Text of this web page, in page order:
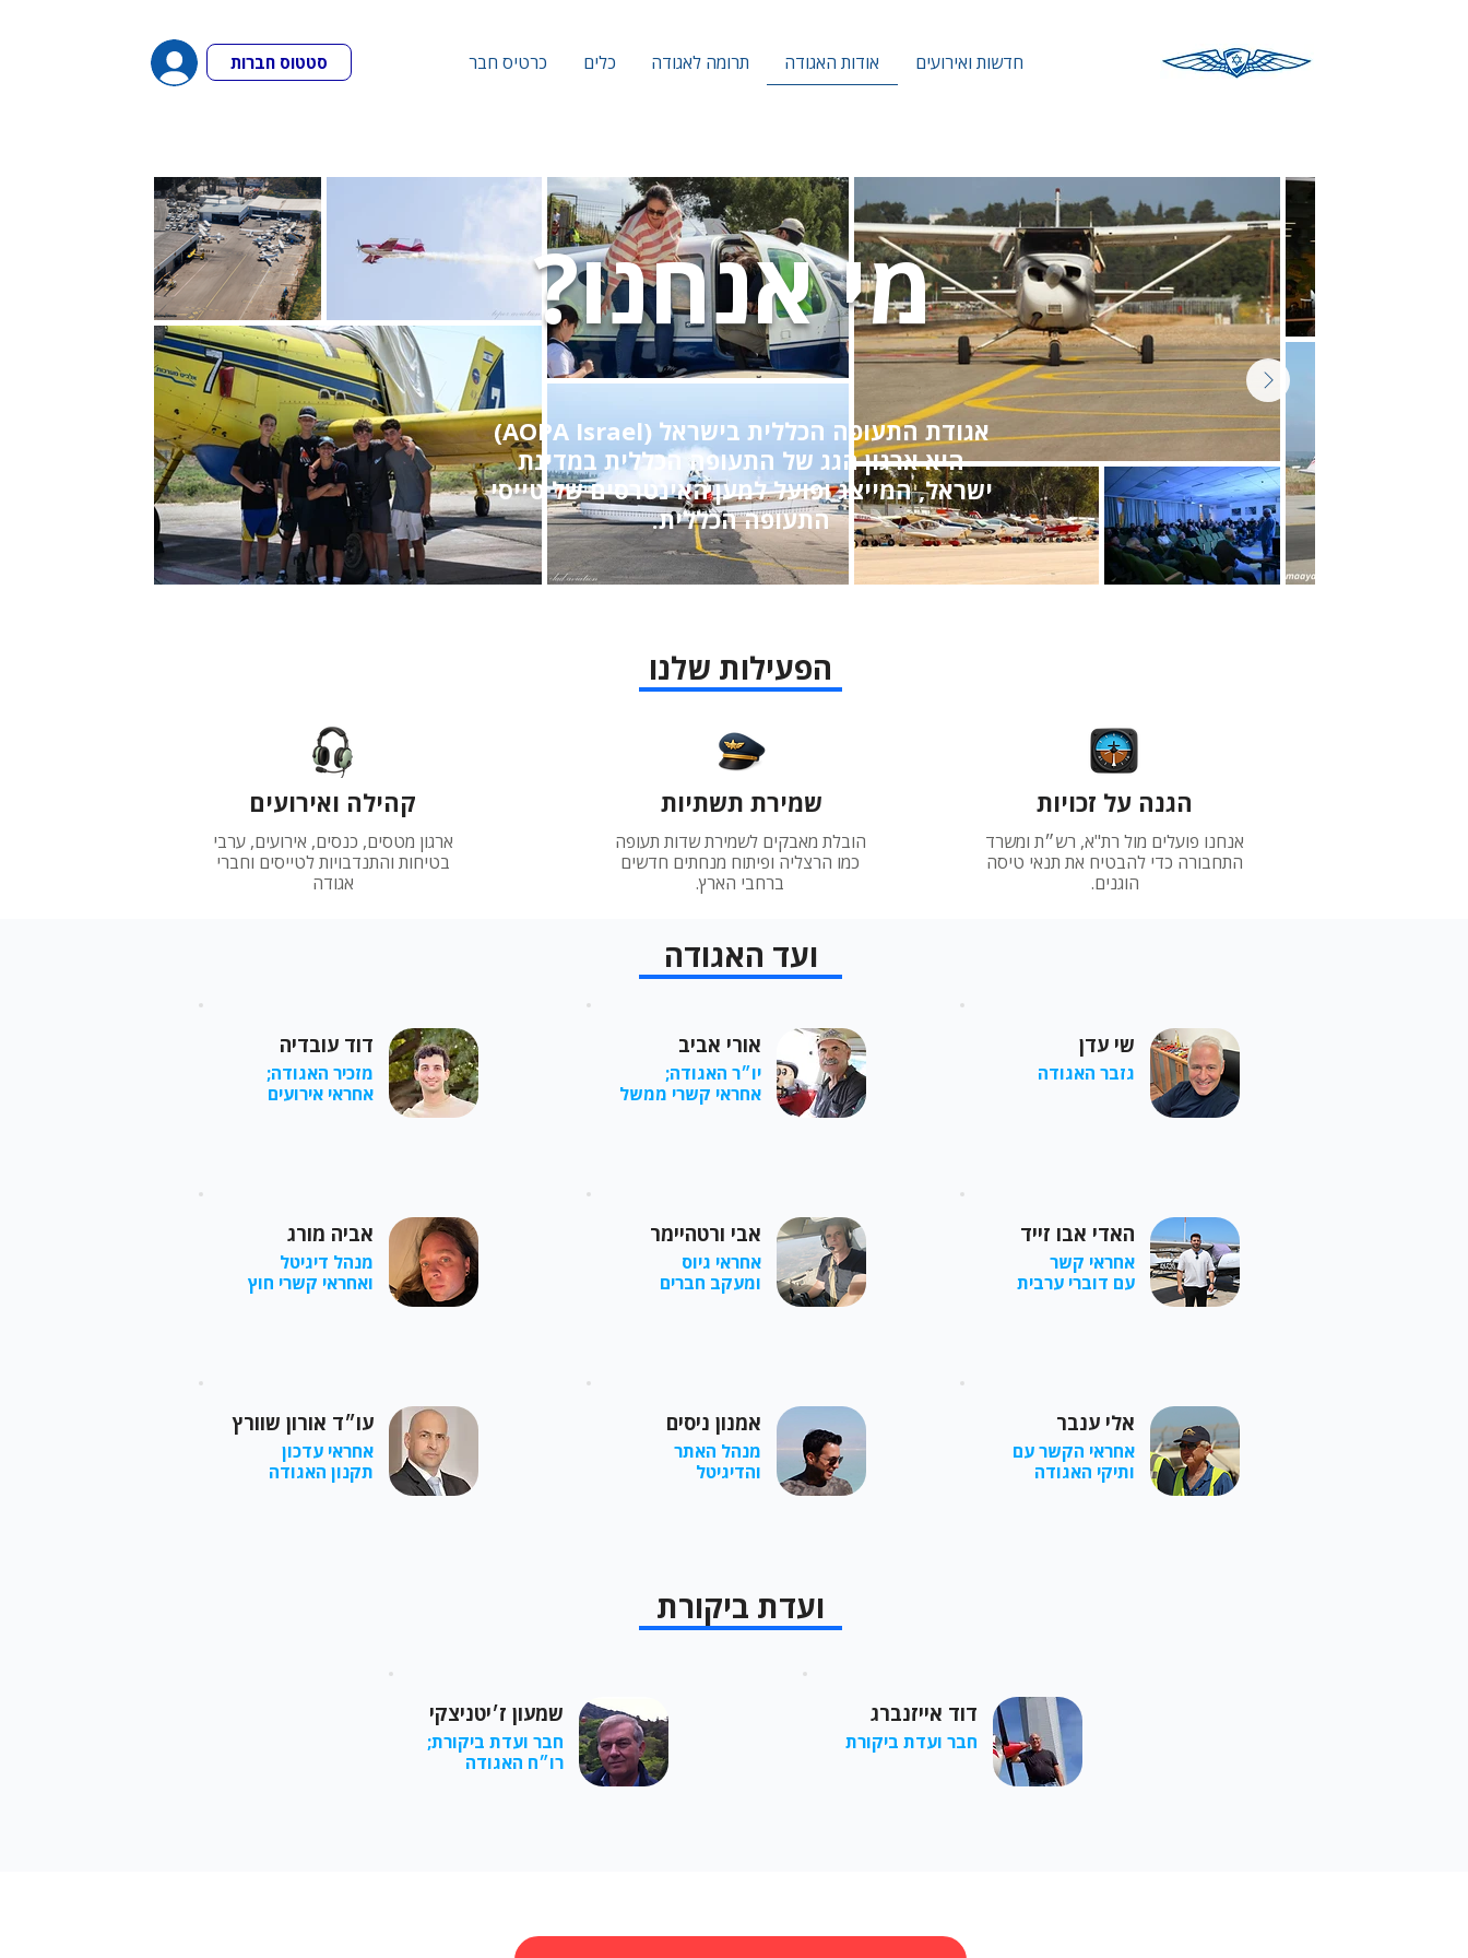
סטטוס חברות חדשות ואירועים אודות האגודה תרומה לאגודה כלים כרטיס חבר
מי אנחנו?
אגודת התעופה הכללית בישראל (AOPA Israel)
היא ארגון הגג של התעופה הכללית במדינת
ישראל, המייצג ופועל למען האינטרסים של טייסי
התעופה הכללית.
הפעילות שלנו
קהילה ואירועים
ארגון מטסים, כנסים, אירועים, ערבי
בטיחות והתנדבויות לטייסים וחברי
אגודה
שמירת תשתיות
הובלת מאבקים לשמירת שדות תעופה
כמו הרצליה ופיתוח מנחתים חדשים
ברחבי הארץ.
הגנה על זכויות
אנחנו פועלים מול רת"א, רש״ת ומשרד
התחבורה כדי להבטיח את תנאי טיסה
הוגנים.
ועד האגודה
דוד עובדיה
מזכיר האגודה;
אחראי אירועים
אביה מורג
מנהל דיגיטל
ואחראי קשרי חוץ
עו״ד אורון שוורץ
אחראי עדכון
תקנון האגודה
אורי אביב
יו״ר האגודה;
אחראי קשרי ממשל
אבי ורטהיימר
אחראי גיוס
ומעקב חברים
אמנון ניסים
מנהל האתר
והדיגיטל
שי עדן
גזבר האגודה
האדי אבו זייד
אחראי קשר
עם דוברי ערבית
אלי ענבר
אחראי הקשר עם
ותיקי האגודה
ועדת ביקורת
שמעון ז׳יטניצקי
חבר ועדת ביקורת;
רו״ח האגודה
דוד אייזנברג
חבר ועדת ביקורת